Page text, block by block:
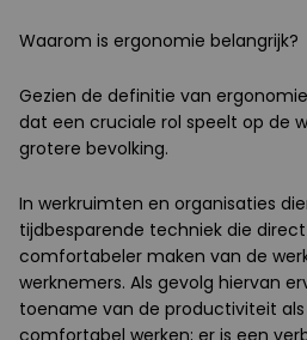
Waarom is ergonomie belangrijk?
Gezien de definitie van
dat een cruciale rol speelt op de
grotere bevolking.
In werkruimten en organisaties
tijdbesparende techniek die
comfortabeler maken van de
werknemers. Als gevolg hiervan
toename van de productiviteit als